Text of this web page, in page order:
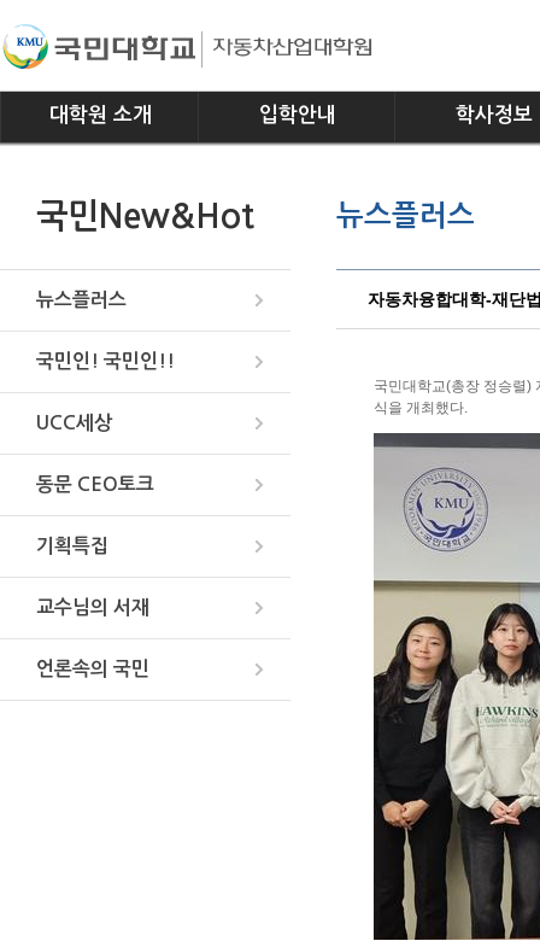
대학원 소개
연혁
입학안내 학사정보
교과과정
국민New&Hot
뉴스플러스
국민인! 국민인!!
UCC세상
동문 CEO토크
기획특집
교수님의 서재
언론속의 국민
뉴스플러스
자동차융합대학-재단
국민대학교(총장 정승렬)
식을 개최했다.